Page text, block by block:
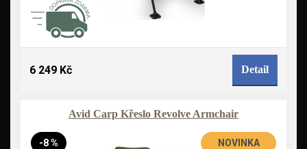
6 249 Kč Detail
Avid Carp Křeslo Revolve Armchair
-8 % NOVINKA